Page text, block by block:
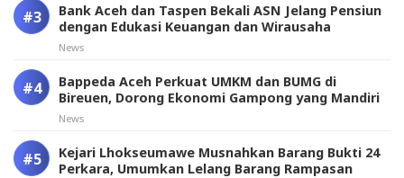
Bank Aceh dan Taspen Bekali ASN Jelang Pensiun
dengan Edukasi Keuangan dan Wirausaha
News
Bappeda Aceh Perkuat UMKM dan BUMG di
Bireuen, Dorong Ekonomi Gampong yang Mandiri
News
Kejari Lhokseumawe Musnahkan Barang Bukti 24
Perkara, Umumkan Lelang Barang Rampasan